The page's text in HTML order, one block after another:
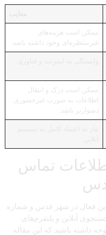
ممکن است هزینه‌های
غیرمنتظره‌ای وجود داشته باشد.
ممکن است درک و انتقال
اطلاعات به صورت غیرحضوری
دشوارتر باشد.
تماس
فعال در شهر قدس و شماره
آنلاین و پلتفرم‌های
داشته باشید که این مقاله